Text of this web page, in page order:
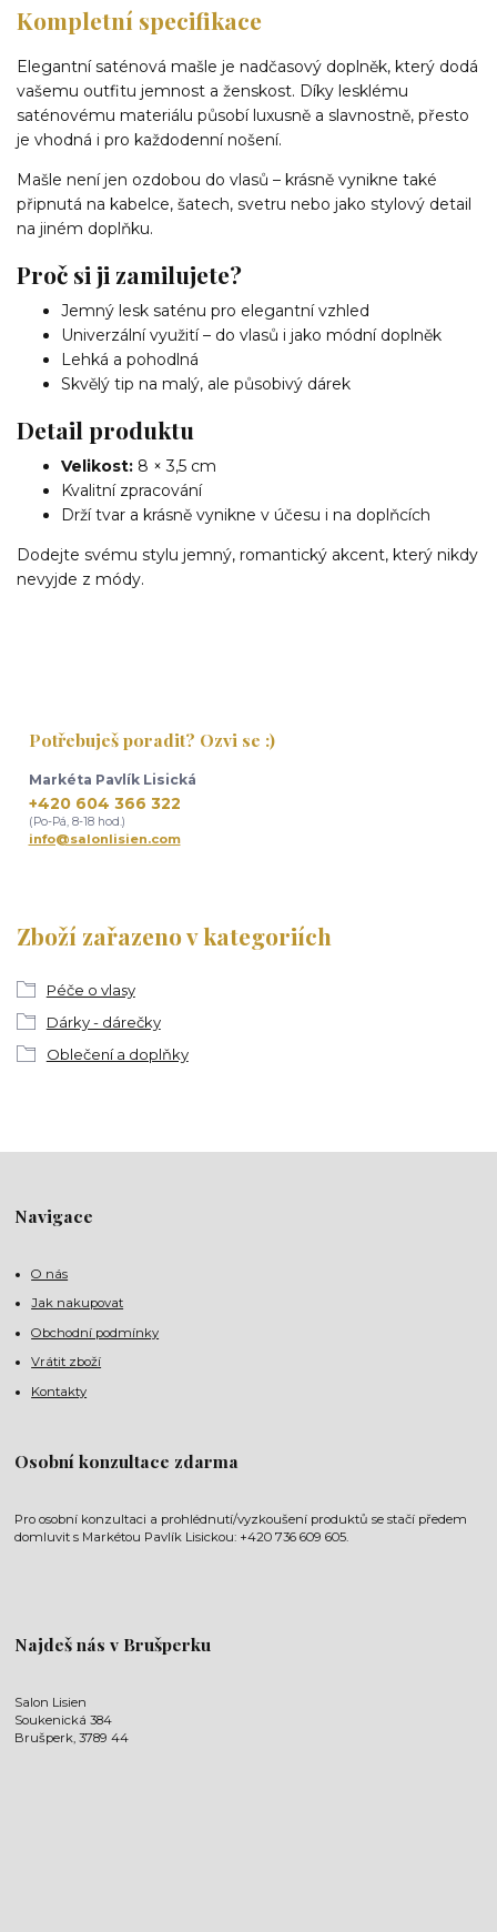
Kompletní specifikace
Elegantní saténová mašle je nadčasový doplněk, který dodá
vašemu outfitu jemnost a ženskost. Díky lesklému
saténovému materiálu působí luxusně a slavnostně, přesto
je vhodná i pro každodenní nošení.
Mašle není jen ozdobou do vlasů – krásně vynikne také
připnutá na kabelce, šatech, svetru nebo jako stylový detail
na jiném doplňku.
Proč si ji zamilujete?
Jemný lesk saténu pro elegantní vzhled
Univerzální využití – do vlasů i jako módní doplněk
Lehká a pohodlná
Skvělý tip na malý, ale působivý dárek
Detail produktu
Velikost: 8 × 3,5 cm
Kvalitní zpracování
Drží tvar a krásně vynikne v účesu i na doplňcích
Dodejte svému stylu jemný, romantický akcent, který nikdy
nevyjde z módy.
Zboží zařazeno v kategoriích
Péče o vlasy
Dárky - dárečky
Oblečení a doplňky
Potřebuješ poradit? Ozvi se :)
Markéta Pavlík Lisická
+420 604 366 322
(Po-Pá, 8-18 hod.)
info@salonlisien.com
Navigace
O nás
Jak nakupovat
Obchodní podmínky
Vrátit zboží
Kontakty
Osobní konzultace zdarma
Pro osobní konzultaci a prohlédnutí/vyzkoušení produktů se stačí předem
domluvit s Markétou Pavlík Lisickou: +420 736 609 605.
Najdeš nás v Brušperku
Salon Lisien
Soukenická 384
Brušperk, 3789 44